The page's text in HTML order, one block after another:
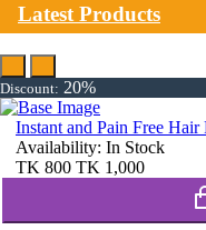
Latest Products
Discount: 20%
Instant and Pain Free Hair
Availability: In Stock
TK 800 TK 1,000